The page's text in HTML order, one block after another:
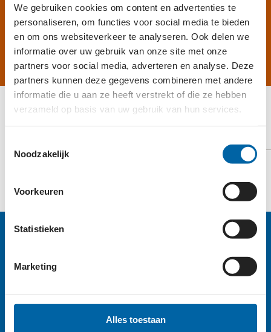
We gebruiken cookies om content en advertenties te
personaliseren, om functies voor social media te bieden
en om ons websiteverkeer te analyseren. Ook delen we
informatie over uw gebruik van onze site met onze
partners voor social media, adverteren en analyse. Deze
partners kunnen deze gegevens combineren met andere
informatie die u aan ze heeft verstrekt of die ze hebben
verzameld op basis van uw gebruik van hun services.
Noodzakelijk
Voorkeuren
Statistieken
Marketing
Alles toestaan
HELP MEE
ERKENNINGSPASPOORT